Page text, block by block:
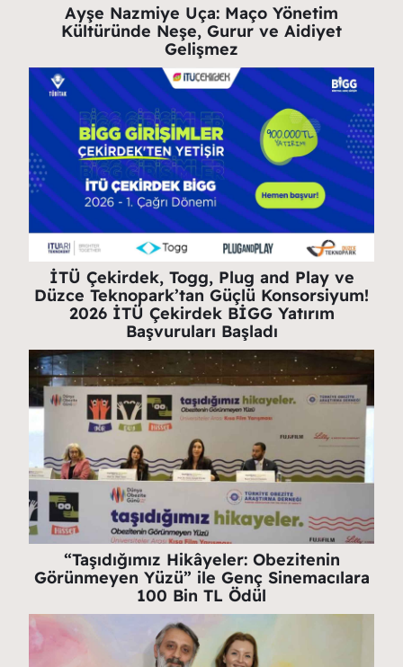
Ayşe Nazmiye Uça: Maço Yönetim
Kültüründe Neşe, Gurur ve Aidiyet
Gelişmez
İTÜ Çekirdek, Togg, Plug and Play ve
Düzce Teknopark’tan Güçlü Konsorsiyum!
2026 İTÜ Çekirdek BİGG Yatırım
Başvuruları Başladı
“Taşıdığımız Hikâyeler: Obezitenin
Görünmeyen Yüzü” ile Genç Sinemacılara
100 Bin TL Ödül